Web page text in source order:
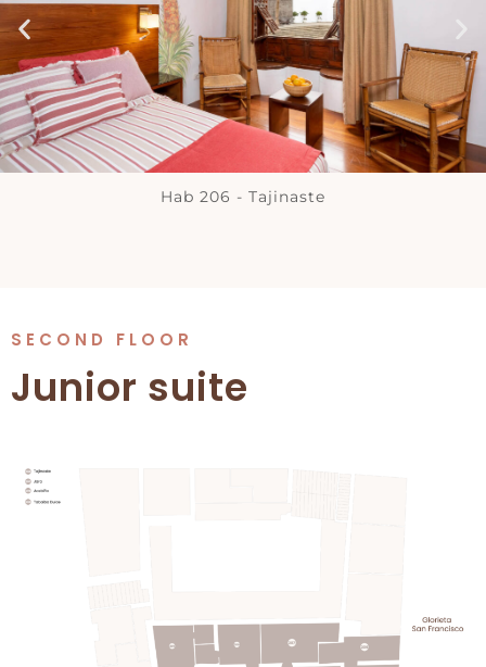
Hab 206 - Tajinaste
SECOND FLOOR
Junior suite